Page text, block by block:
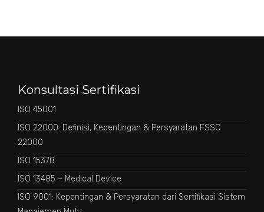
Konsultasi Sertifikasi
ISO 45001
ISO 22000: Definisi, Kepentingan & Persyaratan FSSC
22000
ISO 15378
ISO 13485 – Medical Device
ISO 9001: Kepentingan & Persyaratan dari Sertifikasi Sistem